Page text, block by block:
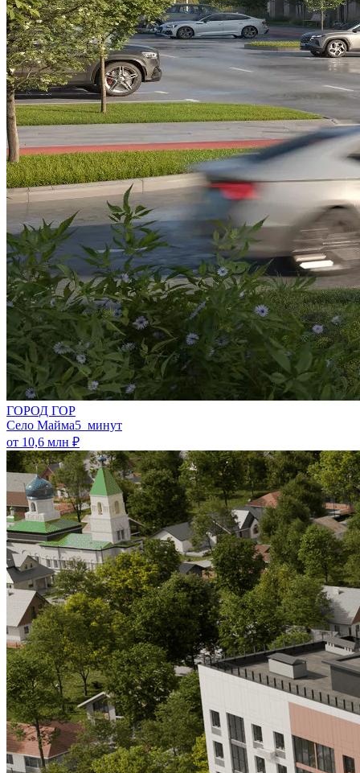
ГОРОД ГОР
Село Майма5 минут
от 10,6 млн ₽